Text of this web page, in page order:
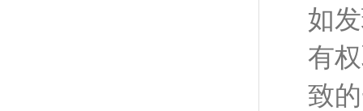
如
有
致